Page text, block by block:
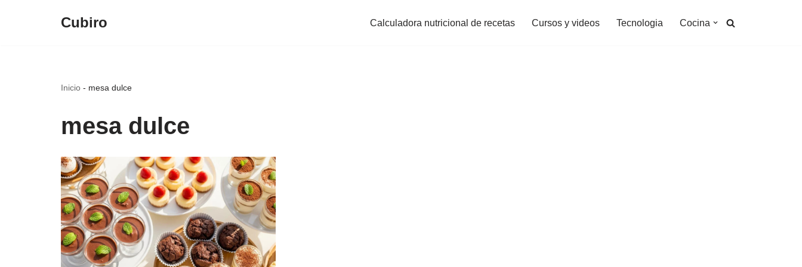
Cubiro Calculadora nutricional de recetas Cursos y videos Tecnologia Cocina
Inicio - mesa dulce
mesa dulce